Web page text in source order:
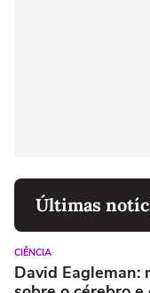
Últimas
CIÊNCIA
David Eagleman: